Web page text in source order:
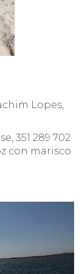
Lopes,
351 289 702
con marisco